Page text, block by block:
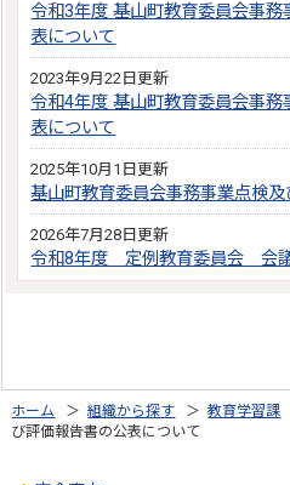
令和3年度 基山町教育委員会事
表について
2023年9月22日更新
令和4年度 基山町教育委員会事
表について
2025年10月1日更新
基山町教育委員会事務事業点検
2026年7月28日更新
令和8年度 定例教育委員会 会議
ホーム ＞組織から探す ＞教育学習課
び評価報告書の公表について